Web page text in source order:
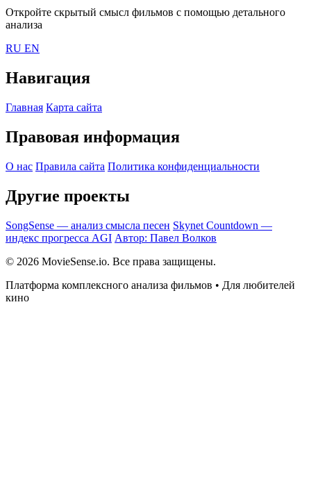
Откройте скрытый смысл фильмов с помощью детального
анализа
RU EN
Навигация
Главная Карта сайта
Правовая информация
О нас Правила сайта Политика конфиденциальности
Другие проекты
SongSense — анализ смысла песен Skynet Countdown —
индекс прогресса AGI Автор: Павел Волков
© 2026 MovieSense.io. Все права защищены.
Платформа комплексного анализа фильмов • Для любителей
кино